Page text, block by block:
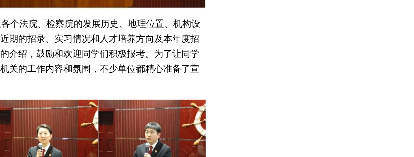
个法院、检察院的发展历史、地理位置、机构设
期的招录、实习情况和人才培养方向及本年度招
介绍，鼓励和欢迎同学们积极报考。为了让同学
关的工作内容和氛围，不少单位都精心准备了宣